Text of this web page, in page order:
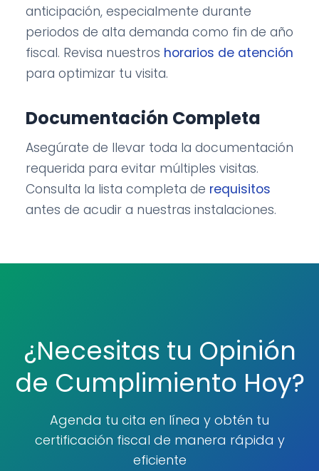
anticipación, especialmente durante
periodos de alta demanda como fin de año
fiscal. Revisa nuestros horarios de atención
para optimizar tu visita.
Documentación Completa
Asegúrate de llevar toda la documentación
requerida para evitar múltiples visitas.
Consulta la lista completa de requisitos
antes de acudir a nuestras instalaciones.
¿Necesitas tu Opinión
de Cumplimiento Hoy?
Agenda tu cita en línea y obtén tu
certificación fiscal de manera rápida y
eficiente